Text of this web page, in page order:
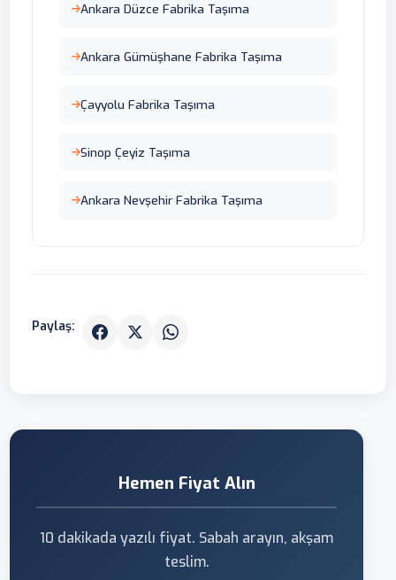
Ankara Düzce Fabrika Taşıma
Ankara Gümüşhane Fabrika Taşıma
Çayyolu Fabrika Taşıma
Sinop Çeyiz Taşıma
Ankara Nevşehir Fabrika Taşıma
Paylaş:
Hemen Fiyat Alın
10 dakikada yazılı fiyat. Sabah arayın, akşam
teslim.